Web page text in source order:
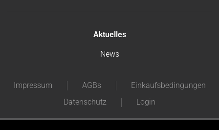
Aktuelles
News
Impressum AGBs
Einkaufsbedingungen
Datenschutz
Login